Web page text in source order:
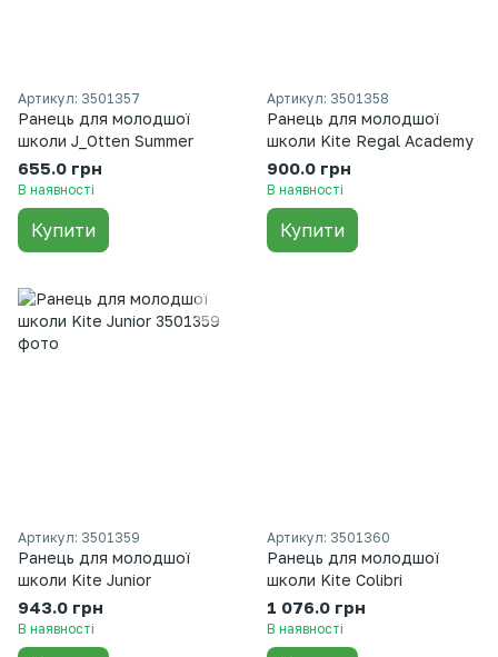
Артикул: 3501357
Ранець для молодшої
школи J_Otten Summer
655.0 грн
В наявності
Купити
Артикул: 3501358
Ранець для молодшої
школи Kite Regal Academy
900.0 грн
В наявності
Купити
Артикул: 3501359
Ранець для молодшої
школи Kite Junior
943.0 грн
В наявності
Артикул: 3501360
Ранець для молодшої
школи Kite Colibri
1 076.0 грн
В наявності